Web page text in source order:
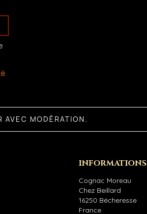
AVEC MODÉRATION.
INFORMATIONS
Cognac Moreau
Chez Beillard
16250 Bécheresse
France